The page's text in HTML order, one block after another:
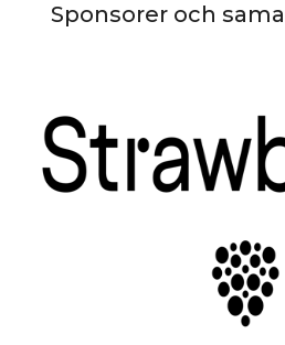
Sponsorer och